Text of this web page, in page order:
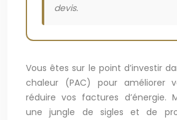
devis.
Vous êtes sur le point d’investir
chaleur (PAC) pour améliorer
réduire vos factures d’énergie.
une jungle de sigles et de